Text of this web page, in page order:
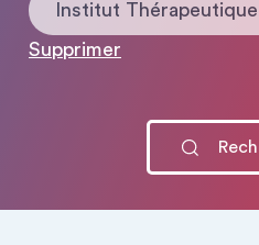
Supprimer